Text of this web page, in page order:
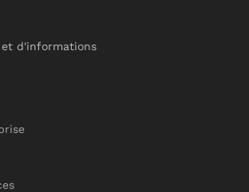
d'informations